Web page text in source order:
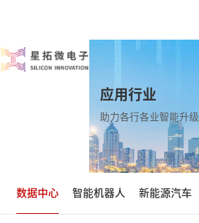
应用行业
助力各行各业智能升级
数据中心 智能机器人 新能源汽车